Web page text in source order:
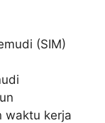
(SIM)
kerja